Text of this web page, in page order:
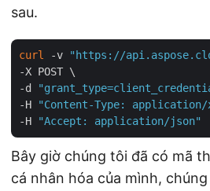
sau.
curl -v "https://
-X POST \
-d
-H
"Content-Type: application/
-H
"Accept: application/json"
Bây giờ chúng tôi đã có mã
cá nhân hóa của mình,